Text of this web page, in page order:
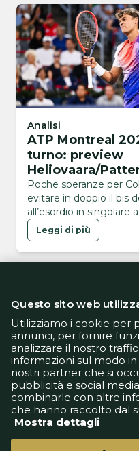
Analisi
ATP Montreal
turno: preview
Heliovaara/
Buse/Cobolli
Poche speranze per
evitare in doppio il bis
all’esordio in singolare
Leggi di più
Questo sito web
Utilizziamo i cookie per
annunci, per fornire
analizzare il nostro
informazioni sul modo
nostri partner che si
pubblicità e social
combinarle con altre
che hanno raccolto dal
Mostra dettagli